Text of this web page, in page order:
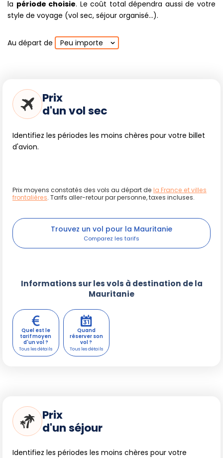
la période choisie. Le coût total dépendra aussi de votre
style de voyage (vol sec, séjour organisé...).
Au départ de Peu importe
Prix
d'un vol sec
Identifiez les périodes les moins chères pour votre billet
d'avion.
Prix moyens constatés des vols au départ de la France et villes
frontalières. Tarifs aller-retour par personne, taxes incluses.
Trouvez un vol pour la Mauritanie
Informations sur les vols à destination de la
Mauritanie
Quel est le
tarif moyen
d'un vol ?
Quand
réserver son
vol ?
Prix
d'un séjour
Identifiez les périodes les moins chères pour votre